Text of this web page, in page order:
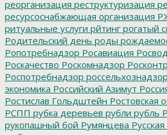
реорганизация реструктуризация
ресурсоснабжающая организация
ритуальные услуги рйтинг рогатый
Родительский день роды
Ропотребнадзор Росавиация
Роскачество Роскомнадзор
Роспотребнадзор россельхознадзор
экономика Российский Азимут
Ростислав Гольдштейн Ростовская
РСПП рубка деревьев рубли рубль
рукопашный бой Румянцева